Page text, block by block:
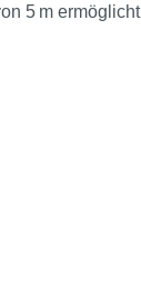
5 m